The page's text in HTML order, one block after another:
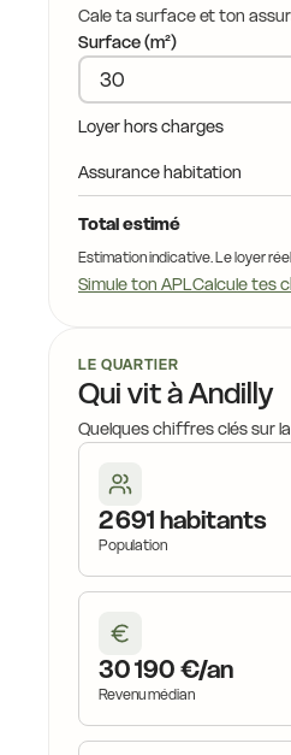
Cale ta surface et ton
Surface (m²)
Loyer hors charges
Assurance habitation
Total estimé
Estimation indicative. Le loyer
Simule ton APLCalcule tes
LE QUARTIER
Qui vit à Andilly
Quelques chiffres clés sur
2 691 habitants
Population
30 190 €/an
Revenu médian